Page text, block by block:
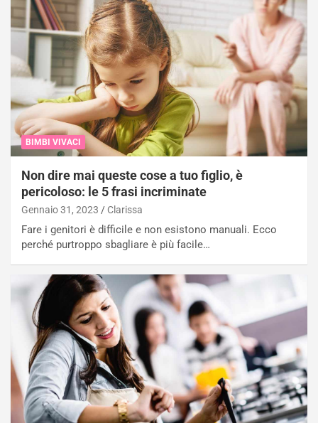
BIMBI VIVACI
Non dire mai queste cose a tuo figlio, è
pericoloso: le 5 frasi incriminate
Gennaio 31, 2023 Clarissa
Fare i genitori è difficile e non esistono manuali. Ecco
perché purtroppo sbagliare è più facile…